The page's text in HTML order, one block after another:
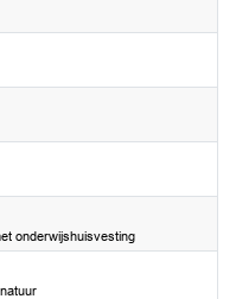
onderwijshuisvesting